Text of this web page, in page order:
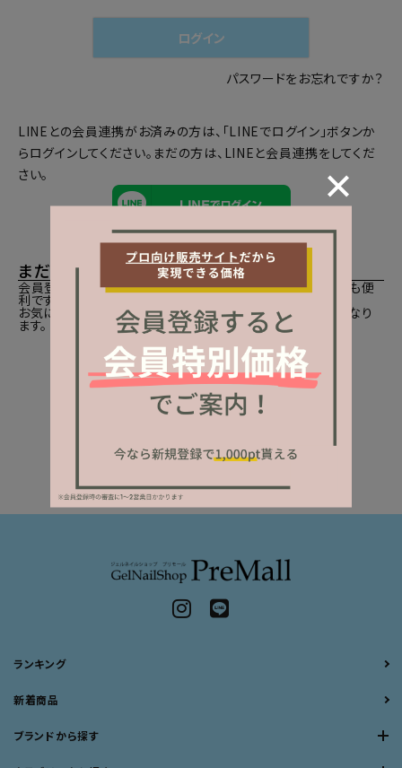
)
ログイン
パスワードをお忘れですか？
LINEとの会員連携がお済みの方は、「LINEでログイン」ボタンか
らログインしてください。まだの方は、 LINEと会員連携をしてくだ
さい。
まだご登録がお済みでないお客様
会員登録をしていただきますと、二度目のお買い物時にとても便
利です。
お気に入り商品をご登録いただけるなどお買い物が便利になり
ます。
会員登録
ランキング
新着商品
ブランドから探す